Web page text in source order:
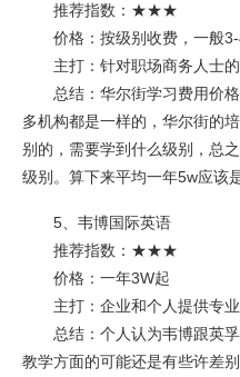
推荐指数：★★★
价格：按级别收费，一般3-
主打：针对职场商务人士的
总结：华尔街学习费用价格
多机构都是一样的，华尔街的
别的，需要学到什么级别，总
级别。算下来平均一年5w应该
5、韦博国际英语
推荐指数：★★★
价格：一年3W起
主打：企业和个人提供专业
总结：个人认为韦博跟英孚
教学方面的可能还是有些许差